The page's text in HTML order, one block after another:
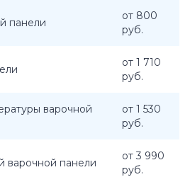
панели
от 800
руб.
от 1 710
руб.
варочной
от 1 530
руб.
варочной панели
от 3 990
руб.